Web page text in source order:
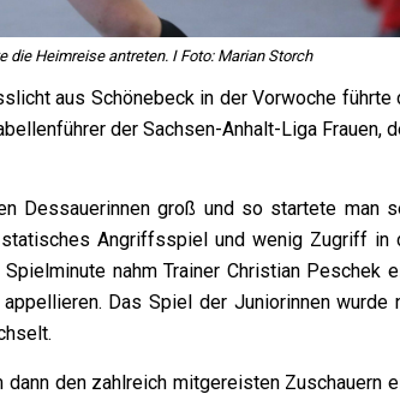
Heimreise antreten. I Foto: Marian Storch
aus Schönebeck in der Vorwoche führte
der Sachsen-Anhalt-Liga Frauen,
Dessauerinnen groß und so startete man
Angriffsspiel und wenig Zugriff in
nahm Trainer Christian Peschek
Das Spiel der Juniorinnen wurde
den zahlreich mitgereisten Zuschauern